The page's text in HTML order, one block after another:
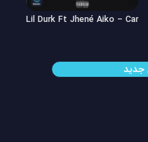
Lil Uzi Vert – Double See